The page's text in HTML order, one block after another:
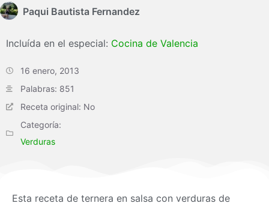
Paqui Bautista Fernandez
Incluída en el especial: Cocina de Valencia
16 enero, 2013
Palabras: 851
Receta original: No
Categoría:
Verduras
Esta receta de ternera en salsa con verduras de